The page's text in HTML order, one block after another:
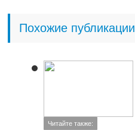
Похожие публикации
Читайте также: